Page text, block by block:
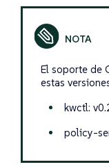
El soporte de
estas
kwctl:
policy-